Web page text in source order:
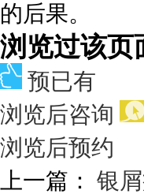
的后果。
浏览过该页
预已有
浏览后咨询
浏览后预约
上一篇： 银